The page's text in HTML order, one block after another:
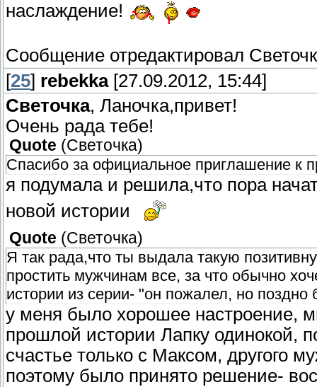
наслаждение!
Сообщение отредактировал
[25] rebekka[27.09.2012, 15:44]
Светочка, Ланочка,привет!
Очень рада тебе!
Quote (Светочка)
Спасибо за официальное приглашение к
я подумала и решила,что пора
новой истории
Quote (Светочка)
Я так рада,что ты выдала такую
простить мужчинам все, за что обычно
истории из серии- "он пожалел, но
у меня было хорошее настроение,
прошлой истории Лапку одинокой,
счастье только с Максом, другого
поэтому было принято решение-